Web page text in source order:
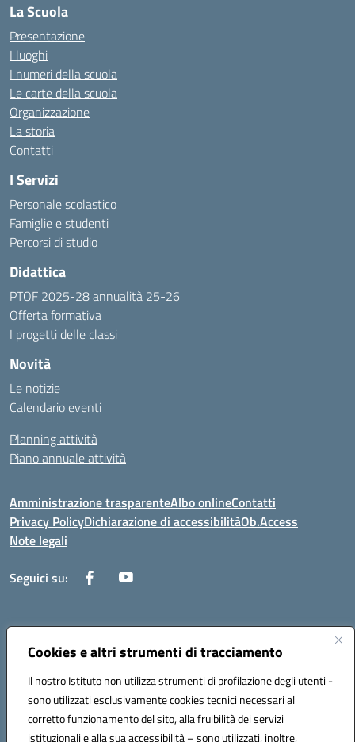
Cookies e altri strumenti di tracciamento
Il nostro Istituto non utilizza strumenti di profilazione degli utenti -
sono utilizzati esclusivamente cookies tecnici necessari al
corretto funzionamento del sito, alla fruibilità dei servizi
istituzionali e alla sua accessibilità – sono utilizzati, inoltre,
La Scuola
Presentazione
I luoghi
I numeri della scuola
Le carte della scuola
Organizzazione
La storia
Contatti
I Servizi
Personale scolastico
Famiglie e studenti
Percorsi di studio
Didattica
PTOF 2025-28 annualità 25-26
Offerta formativa
I progetti delle classi
Novità
Le notizie
Calendario eventi
Planning attività
Piano annuale attività
Amministrazione trasparenteAlbo onlineContatti
Privacy PolicyDichiarazione di accessibilitàOb.Access
Note legali
Seguici su:
Indirizzo:
Centralino:0733/815931 - 0733/784180
Posta elettronica certificata (PEC):MCIS00200P@pec.istruzione.it
Codice fiscale: 80006860433
Codice meccanografico: MCIS00200P